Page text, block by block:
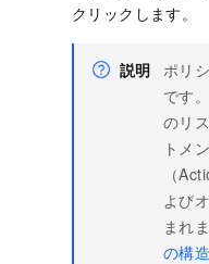
クリックします。
説明
ポリ
です
のリ
トメ
（
よび
まれ
の構